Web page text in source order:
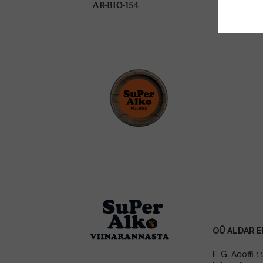
AR-BIO-154
OÜ ALDAR
F. G. Adoffi